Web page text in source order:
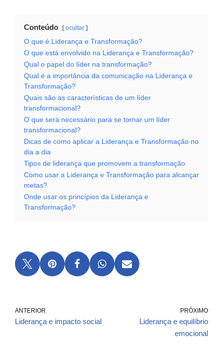
Conteúdo ocultar
O que é Liderança e Transformação?
O que está envolvido na Liderança e Transformação?
Qual o papel do líder na transformação?
Qual é a importância da comunicação na Liderança e
Transformação?
Quais são as características de um líder
transformacional?
O que será necessário para se tornar um líder
transformacional?
Dicas de como aplicar a Liderança e Transformação no
dia a dia
Tipos de liderança que promovem a transformação
Como usar a Liderança e Transformação para alcançar
metas?
Onde usar os princípios da Liderança e
Transformação?
ANTERIOR
Liderança e impacto social
PRÓXIMO
Liderança e equilíbrio
emocional